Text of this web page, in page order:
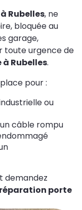
Rubelles, ne
bloquée au
garage,
toute urgence de
Rubelles.
pour :
ou
câble rompu
demandez
réparation porte